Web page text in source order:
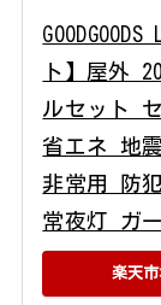
ト】屋外
ルセット
省エネ 地
非常用 防
常夜灯 ガー
楽天市